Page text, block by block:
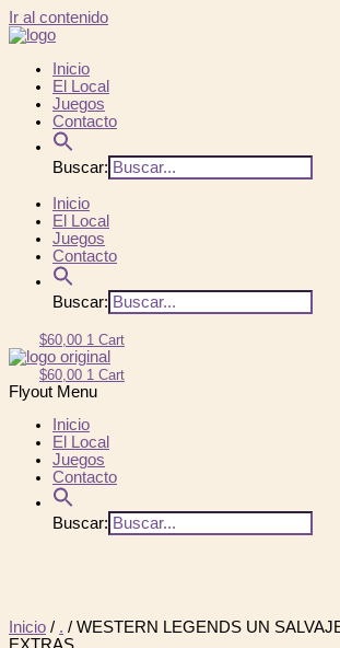
Ir al contenido
Inicio
El Local
Juegos
Contacto
Buscar:
Inicio
El Local
Juegos
Contacto
Buscar:
$60,00 1 Cart
$60,00 1 Cart
Flyout Menu
Inicio
El Local
Juegos
Contacto
Buscar:
Inicio / . / WESTERN LEGENDS UN